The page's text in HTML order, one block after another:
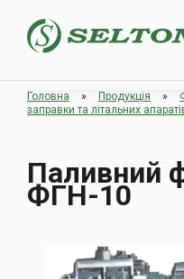
Головна » Продукція »
заправки та літальних
Паливний
ФГН-10